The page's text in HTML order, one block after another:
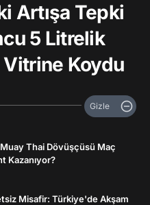
Artışa Tepki
5 Litrelik
Vitrine Koydu
Gizle
Thai Dövüşçüsü Maç
Kazanıyor?
Misafir: Türkiye'de Akşam